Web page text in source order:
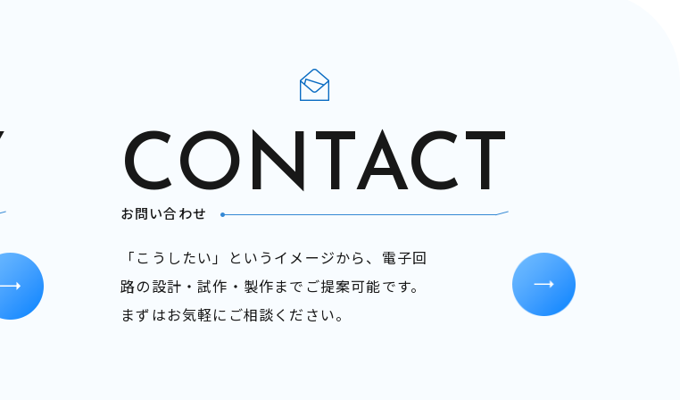
CONTACT
お問い合わせ
「こうしたい」というイメージから、電子回
路の設計・試作・製作までご提案可能です。
​​​​​​​まずはお気軽にご相談ください。